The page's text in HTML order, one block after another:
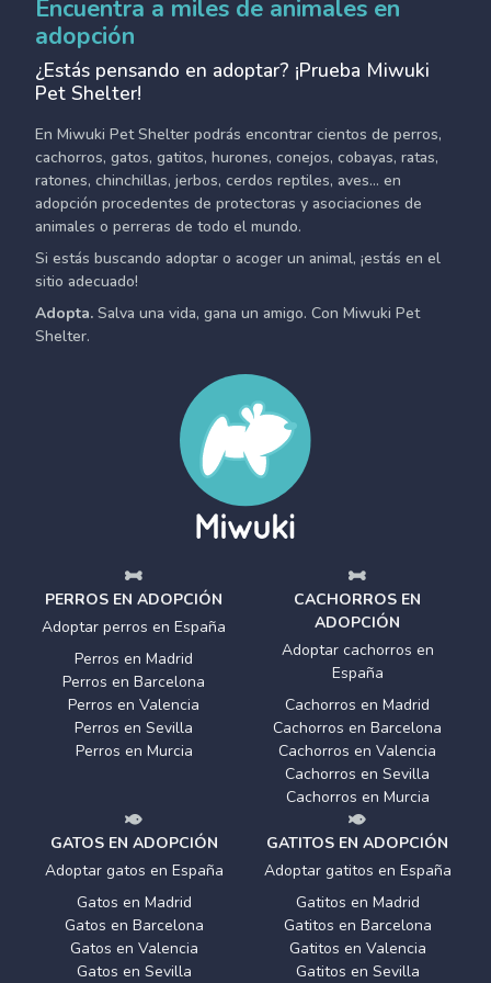
Encuentra a miles de animales en
adopción
¿Estás pensando en adoptar? ¡Prueba Miwuki
Pet Shelter!
En Miwuki Pet Shelter podrás encontrar cientos de perros,
cachorros, gatos, gatitos, hurones, conejos, cobayas, ratas,
ratones, chinchillas, jerbos, cerdos reptiles, aves... en
adopción procedentes de protectoras y asociaciones de
animales o perreras de todo el mundo.
Si estás buscando adoptar o acoger un animal, ¡estás en el
sitio adecuado!
Adopta. Salva una vida, gana un amigo. Con Miwuki Pet
Shelter.
PERROS EN ADOPCIÓN
Adoptar perros en España
Perros en Madrid
Perros en Barcelona
Perros en Valencia
Perros en Sevilla
Perros en Murcia
CACHORROS EN
ADOPCIÓN
Adoptar cachorros en
España
Cachorros en Madrid
Cachorros en Barcelona
Cachorros en Valencia
Cachorros en Sevilla
Cachorros en Murcia
GATOS EN ADOPCIÓN
Adoptar gatos en España
Gatos en Madrid
Gatos en Barcelona
Gatos en Valencia
Gatos en Sevilla
GATITOS EN ADOPCIÓN
Adoptar gatitos en España
Gatitos en Madrid
Gatitos en Barcelona
Gatitos en Valencia
Gatitos en Sevilla